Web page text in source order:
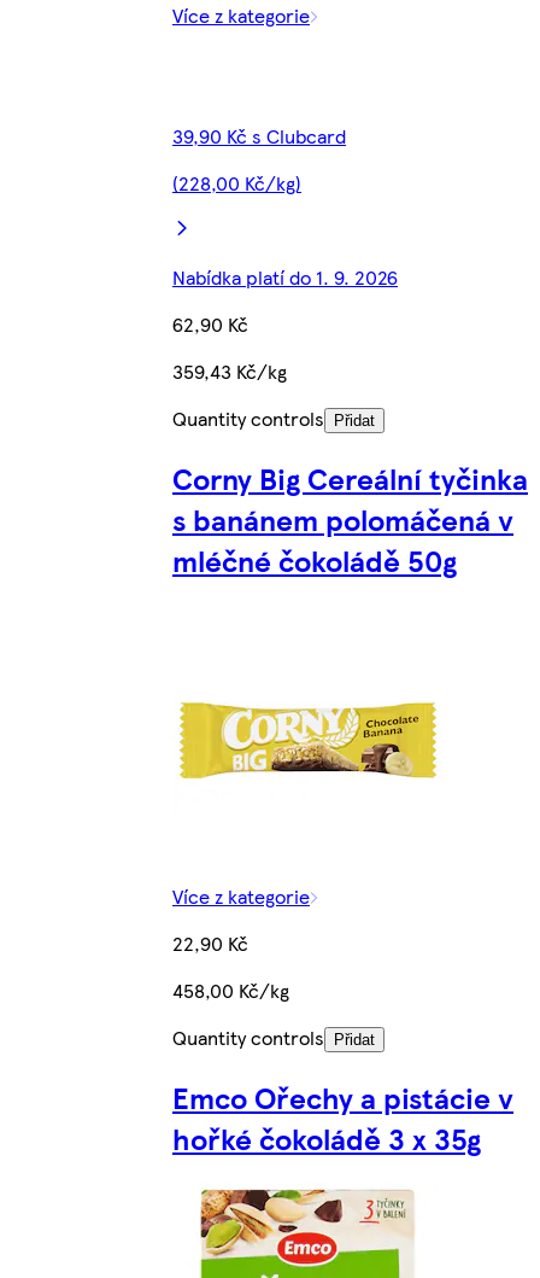
Více z kategorie
39,90 Kč s Clubcard
(228,00 Kč/kg)
Nabídka platí do 1. 9. 2026
62,90 Kč
359,43 Kč/kg
Quantity controls
Přidat
Corny Big Cereální tyčinka
s banánem polomáčená v
mléčné čokoládě 50g
Více z kategorie
22,90 Kč
458,00 Kč/kg
Quantity controls
Přidat
Emco Ořechy a pistácie v
hořké čokoládě 3 x 35g